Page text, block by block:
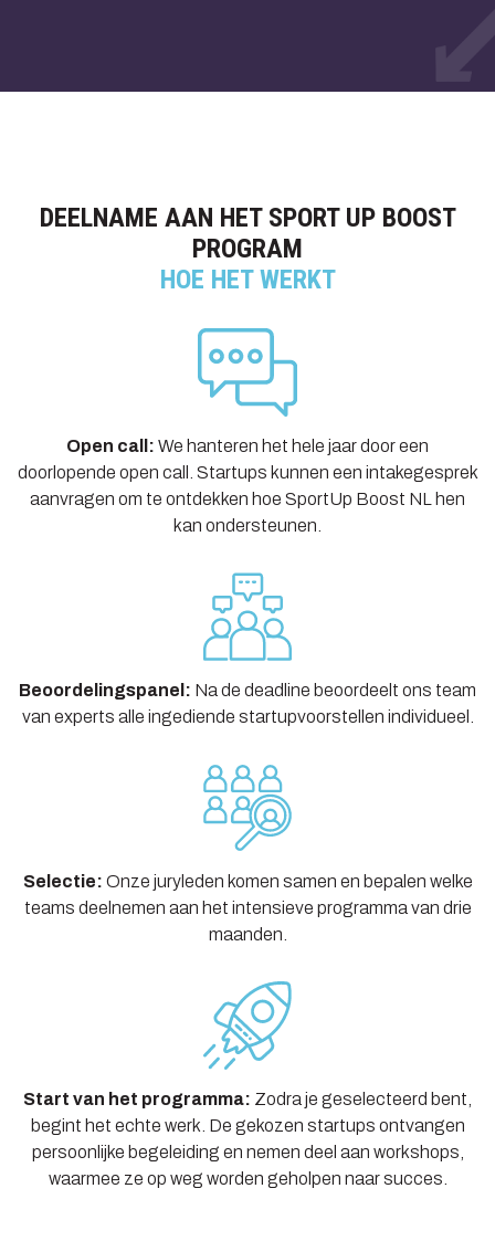
DEELNAME AAN HET SPORT UP BOOST
PROGRAM
HOE HET WERKT
Open call: We hanteren het hele jaar door een
doorlopende open call. Startups kunnen een intakegesprek
aanvragen om te ontdekken hoe SportUp Boost NL hen
kan ondersteunen.
Beoordelingspanel: Na de deadline beoordeelt ons team
van experts alle ingediende startupvoorstellen individueel.
Selectie: Onze juryleden komen samen en bepalen welke
teams deelnemen aan het intensieve programma van drie
maanden.
Start van het programma: Zodra je geselecteerd bent,
begint het echte werk. De gekozen startups ontvangen
persoonlijke begeleiding en nemen deel aan workshops,
waarmee ze op weg worden geholpen naar succes.